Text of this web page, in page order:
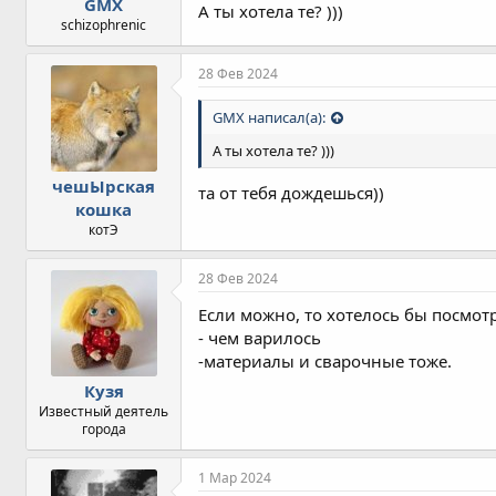
GMX
schizophrenic
А ты хотела те? )))
чешЫрская
кошка
котЭ
28 Фев 2024
GMX написал(а):
А ты хотела те? )))
та от тебя дождешься))
Кузя
Известный деятель
города
28 Фев 2024
Если можно, то хотелось бы
- чем варилось
-материалы и сварочные тоже.
1 Мар 2024